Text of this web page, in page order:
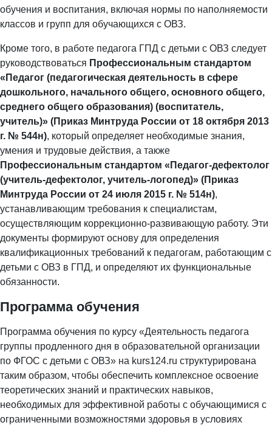
обучения и воспитания, включая нормы по наполняемости
классов и групп для обучающихся с ОВЗ.
Кроме того, в работе педагога ГПД с детьми с ОВЗ следует
руководствоваться Профессиональным стандартом
«Педагог (педагогическая деятельность в сфере
дошкольного, начального общего, основного общего,
среднего общего образования) (воспитатель,
учитель)» (Приказ Минтруда России от 18 октября 2013
г. № 544н), который определяет необходимые знания,
умения и трудовые действия, а также
Профессиональным стандартом «Педагог-дефектолог
(учитель-дефектолог, учитель-логопед)» (Приказ
Минтруда России от 24 июля 2015 г. № 514н),
устанавливающим требования к специалистам,
осуществляющим коррекционно-развивающую работу. Эти
документы формируют основу для определения
квалификационных требований к педагогам, работающим с
детьми с ОВЗ в ГПД, и определяют их функциональные
обязанности.
Программа обучения
Программа обучения по курсу «Деятельность педагога
группы продленного дня в образовательной организации
по ФГОС с детьми с ОВЗ» на kurs124.ru структурирована
таким образом, чтобы обеспечить комплексное освоение
теоретических знаний и практических навыков,
необходимых для эффективной работы с обучающимися с
ограниченными возможностями здоровья в условиях